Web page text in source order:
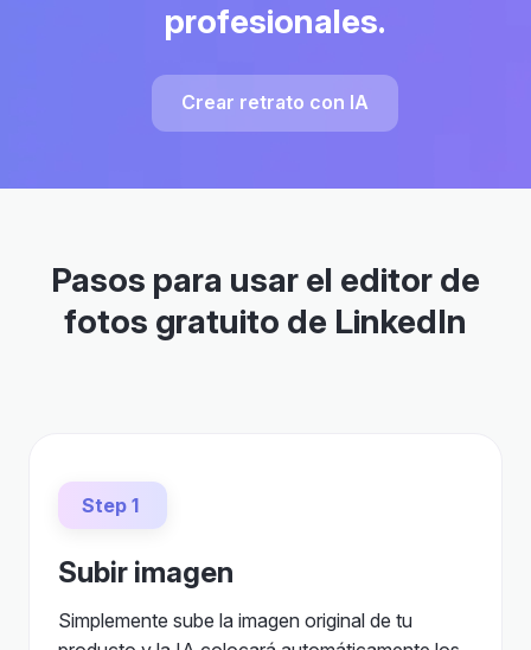
profesionales.
Crear retrato con IA
Pasos para usar el editor de
fotos gratuito de LinkedIn
Step 1
Subir imagen
Simplemente sube la imagen original de tu